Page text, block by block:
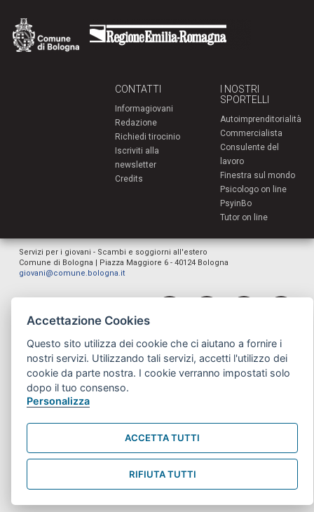
CONTATTI
Informagiovani
Redazione
Richiedi tirocinio
Iscriviti alla
newsletter
Credits
I NOSTRI
SPORTELLI
Autoimprenditorialità
Commercialista
Consulente del
lavoro
Finestra sul mondo
Psicologo on line
PsyinBo
Tutor on line
Servizi per i giovani - Scambi e soggiorni all'estero
Comune di Bologna | Piazza Maggiore 6 - 40124 Bologna
giovani@comune.bologna.it
Accettazione Cookies
Questo sito utilizza dei cookie che ci aiutano a fornire i
nostri servizi. Utilizzando tali servizi, accetti l'utilizzo dei
cookie da parte nostra. I cookie verranno impostati solo
dopo il tuo consenso.
Personalizza
ACCETTA TUTTI
RIFIUTA TUTTI